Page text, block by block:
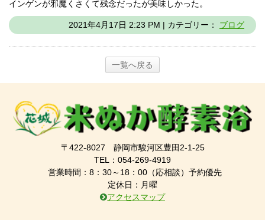
インゲンが邪魔くさくて残念だったが美味しかった。
2021年4月17日 2:23 PM | カテゴリー： ブログ
一覧へ戻る
〒422-8027 静岡市駿河区豊田2-1-25
TEL：054-269-4919
営業時間：8：30～18：00（応相談）予約優先
定休日：月曜
アクセスマップ